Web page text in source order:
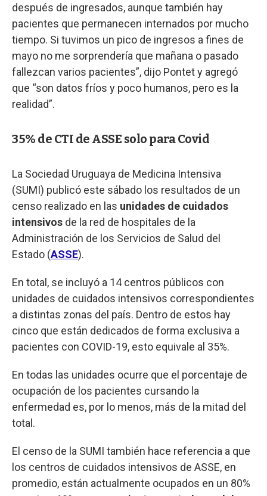
después de ingresados, aunque también hay
pacientes que permanecen internados por mucho
tiempo. Si tuvimos un pico de ingresos a fines de
mayo no me sorprendería que mañana o pasado
fallezcan varios pacientes”, dijo Pontet y agregó
que “son datos fríos y poco humanos, pero es la
realidad”.
35% de CTI de ASSE solo para Covid
La Sociedad Uruguaya de Medicina Intensiva
(SUMI) publicó este sábado los resultados de un
censo realizado en las unidades de cuidados
intensivos de la red de hospitales de la
Administración de los Servicios de Salud del
Estado (ASSE).
En total, se incluyó a 14 centros públicos con
unidades de cuidados intensivos correspondientes
a distintas zonas del país. Dentro de estos hay
cinco que están dedicados de forma exclusiva a
pacientes con COVID-19, esto equivale al 35%.
En todas las unidades ocurre que el porcentaje de
ocupación de los pacientes cursando la
enfermedad es, por lo menos, más de la mitad del
total.
El censo de la SUMI también hace referencia a que
los centros de cuidados intensivos de ASSE, en
promedio, están actualmente ocupados en un 80%